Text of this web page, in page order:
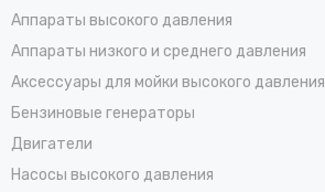
Аппараты высокого давления
Аппараты низкого и среднего давления
Аксессуары для мойки высокого давления
Бензиновые генераторы
Двигатели
Насосы высокого давления